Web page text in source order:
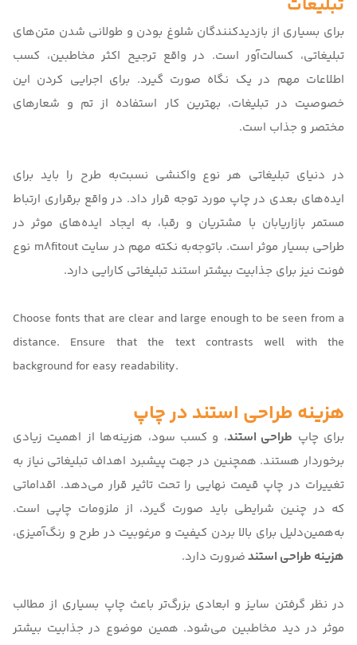
برای بسیاری از بازدیدکنندگان شلوغ بودن و طولانی شدن متن‌های
تبلیغاتی، کسالت‌آور است. در واقع ترجیح اکثر مخاطبین، کسب
اطلاعات مهم در یک نگاه صورت گیرد. برای اجرایی کردن این
خصوصیت در تبلیغات، بهترین کار استفاده از تم‌‌ و شعارهای
مختصر و جذاب است.
در دنیای تبلیغاتی هر نوع واکنشی نسبت‌به طرح را باید برای
ایده‌های بعدی در چاپ مورد توجه قرار داد. در واقع برقراری ارتباط
مستمر بازاریابان با مشتریان و رقبا، به ایجاد ایده‌‌های موثر در
طراحی بسیار موثر است. باتوجه‌به نکته مهم در سایت m8fitout نوع
فونت نیز برای جذابیت بیشتر استند تبلیغاتی کارایی دارد.
Choose fonts that are clear and large enough to be seen from a
distance. Ensure that the text contrasts well with the
background for easy readability.
هزینه طراحی استند در چاپ
برای چاپ طراحی استند، و کسب سود، هزینه‌ها از اهمیت زیادی
برخوردار هستند. همچنین در جهت پیشبرد اهداف تبلیغاتی نیاز به
تغییرات در چاپ قیمت نهایی را تحت تاثیر قرار می‌دهد. اقداماتی
که در چنین شرایطی باید صورت گیرد، از ملزومات چاپی است.
به‌همین‌دلیل برای بالا بردن کیفیت و مرغوبیت در طرح و رنگ‌آمیزی،
هزینه طراحی استندضرورت دارد.
در نظر گرفتن سایز و ابعادی بزرگ‌تر باعث چاپ بسیاری از مطالب
موثر در دید مخاطبین می‌شود. همین موضوع در جذابیت بیشتر